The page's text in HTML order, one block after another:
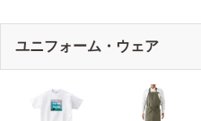
ユニフォーム・ウェア